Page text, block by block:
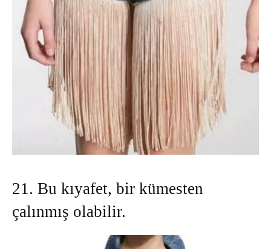
21. Bu kıyafet, bir kümesten
çalınmış olabilir.